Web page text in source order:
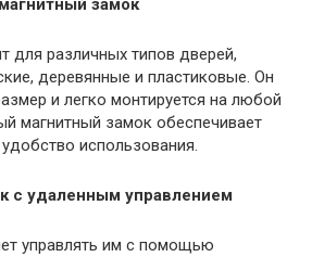
замок
для различных типов дверей,
деревянные и пластиковые. Он
и легко монтируется на любой
магнитный замок обеспечивает
использования.
с удаленным управлением
управлять им с помощью